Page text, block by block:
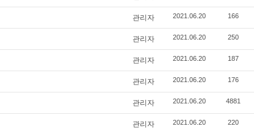
관리자 2021.06.20 166
관리자 2021.06.20 250
관리자 2021.06.20 187
관리자 2021.06.20 176
관리자 2021.06.20 4881
관리자 2021.06.20 220